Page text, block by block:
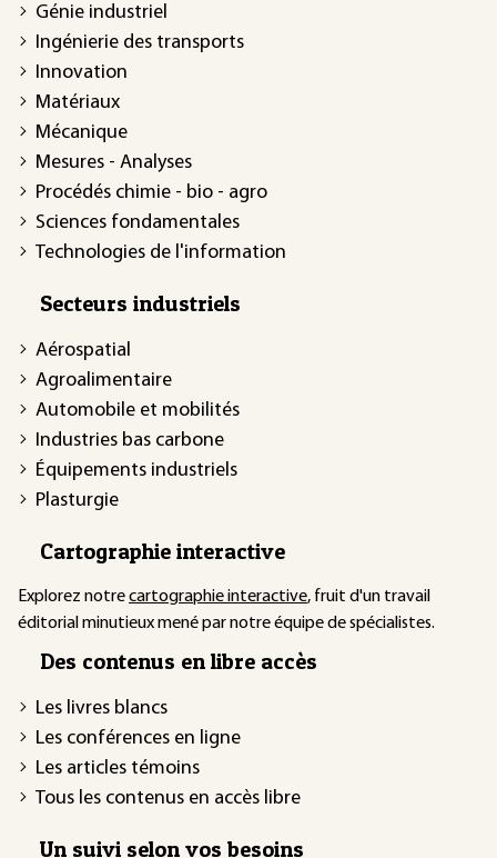
Génie industriel
Ingénierie des transports
Innovation
Matériaux
Mécanique
Mesures - Analyses
Procédés chimie - bio - agro
Sciences fondamentales
Technologies de l'information
Secteurs industriels
Aérospatial
Agroalimentaire
Automobile et mobilités
Industries bas carbone
Équipements industriels
Plasturgie
Cartographie interactive
Explorez notrecartographie interactive, fruit d'un travail
éditorial minutieux mené par notre équipe de spécialistes.
Des contenus en libre accès
Les livres blancs
Les conférences en ligne
Les articles témoins
Tous les contenus en accès libre
Un suivi selon vos besoins